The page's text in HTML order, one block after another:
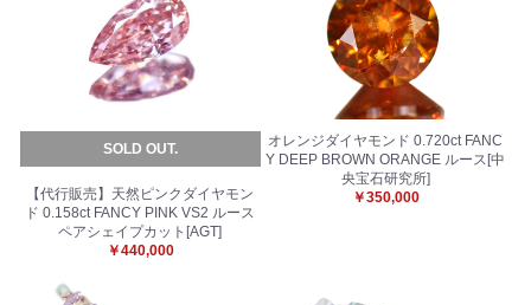
SOLD OUT.
【代行販売】天然ピンクダイヤモン
ド 0.158ct FANCY PINK VS2 ルース
ペアシェイプカット[AGT]
￥440,000
オレンジダイヤモンド 0.720ct FANC
Y DEEP BROWN ORANGE ルース[中
央宝石研究所]
￥350,000